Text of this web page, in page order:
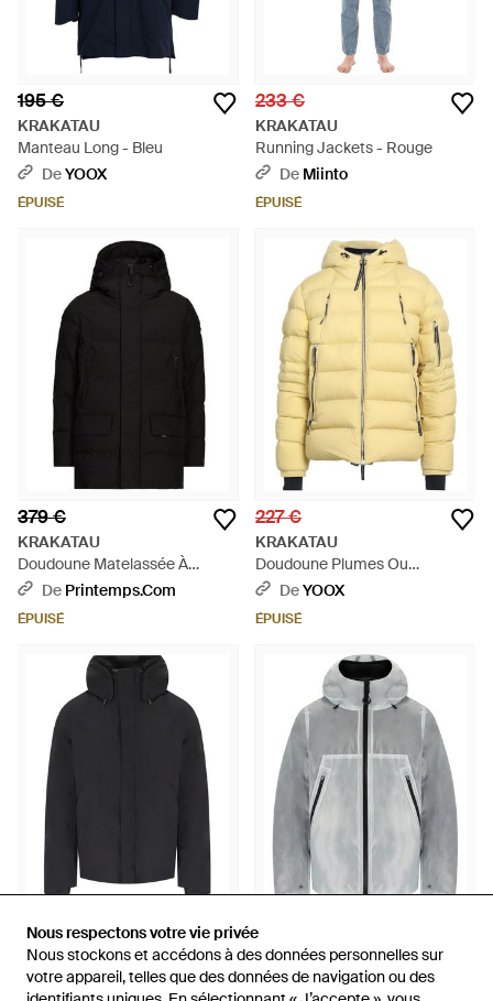
Nous respectons votre vie privée
Nous stockons et accédons à des données personnelles sur
votre appareil, telles que des données de navigation ou des
Nous respectons votre vie privée
Nous stockons et accédons à des données personnelles sur
votre appareil, telles que des données de navigation ou des
195 €
KRAKATAU
Manteau Long - Bleu
DeYOOX
ÉPUISÉ
233 €
KRAKATAU
Running Jackets - Rouge
De Miinto
ÉPUISÉ
379 €
KRAKATAU
Doudoune Matelassée À
Capuche Amovible - Noir
De Printemps.com
ÉPUISÉ
227 €
KRAKATAU
Doudoune Plumes Ou
Synthétique - Métallisé
DeYOOX
ÉPUISÉ
200 €
KRAKATAU
Veste À Capuche Weryk Noire -
225 €
KRAKATAU
Veste À Capuche Bicep Liner